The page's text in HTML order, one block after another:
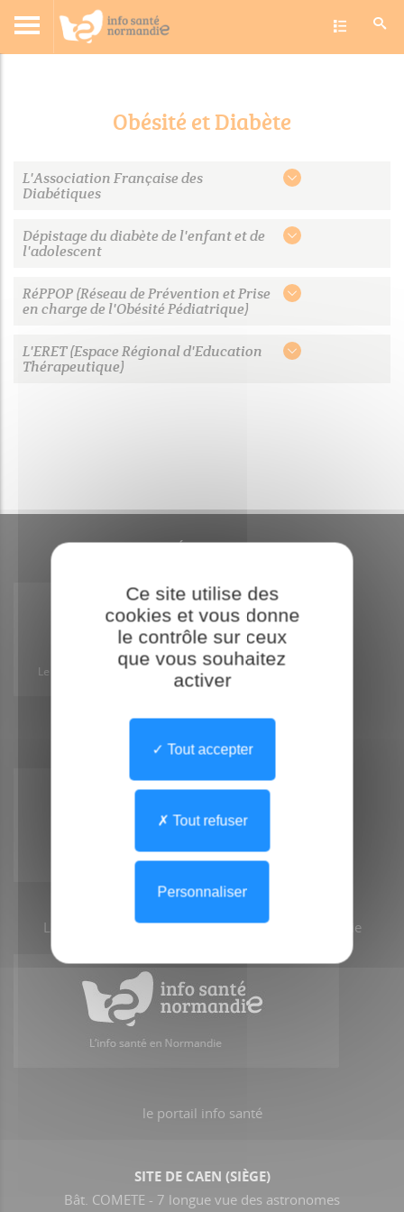
Toggle
Accueil Dossiers santé Obésité et Diabète
Obésité et Diabète
L'Association Française des
Diabétiques
Dépistage du diabète de l'enfant et de
l'adolescent
RéPPOP (Réseau de Prévention et Prise
en charge de l'Obésité Pédiatrique)
L'ERET (Espace Régional d'Education
Thérapeutique)
LA E-SANTÉ EN NORMANDIE
Le site du GCS Normand'e-santé
Le point d'accès aux services e-santé de Normandie
le portail info santé
SITE DE CAEN (SIÈGE)
Bât. COMETE - 7 longue vue des astronomes
Ce site utilise des
cookies et vous donne
le contrôle sur ceux
que vous souhaitez
activer
Tout accepter
Tout refuser
Personnaliser